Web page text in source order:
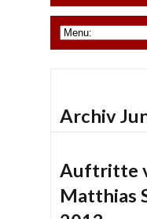
Archiv
Auftritte
Matthias